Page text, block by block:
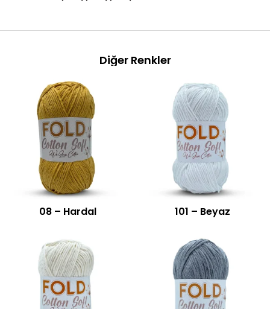
Diğer Renkler
08 – Hardal 101 – Beyaz